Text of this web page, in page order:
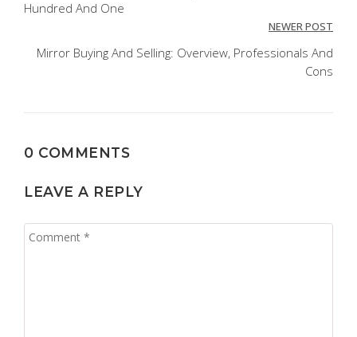
Hundred And One
NEWER POST
Mirror Buying And Selling: Overview, Professionals And
Cons
0 COMMENTS
LEAVE A REPLY